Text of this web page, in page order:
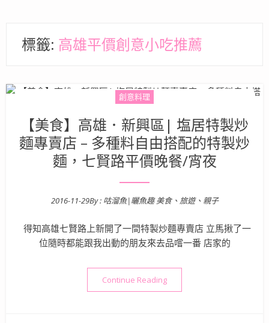
標籤: 高雄平價創意小吃推薦
創意料理
【美食】高雄．新興區| 塩居特製炒
麵專賣店 – 多種料自由搭配的特製炒
麵，七賢路平價晚餐/宵夜
Posted on
2016-11-29By : 咕溜魚|曬魚趣 美食、旅遊、親子
得知高雄七賢路上新開了一間特製炒麵專賣店 立馬揪了一
位隨時都能跟我出動的朋友來去品嚐一番 店家的
Continue Reading“【美食】高雄．新興區| 塩